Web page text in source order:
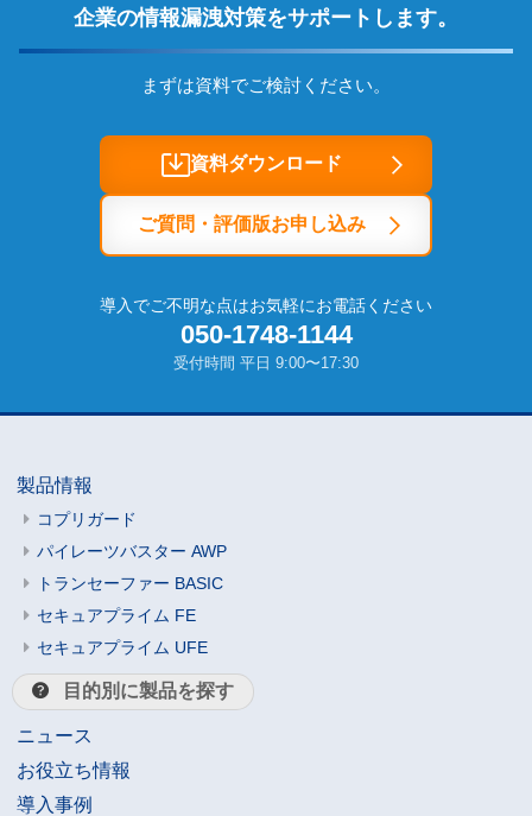
企業の情報漏洩対策をサポートします。
まずは資料でご検討ください。
資料ダウンロード
ご質問・評価版お申し込み
導入でご不明な点はお気軽にお電話ください
050-1748-1144
受付時間 平日 9:00〜17:30
製品情報
コプリガード
パイレーツバスター AWP
トランセーファー BASIC
セキュアプライム FE
セキュアプライム UFE
目的別に製品を探す
ニュース
お役立ち情報
導入事例